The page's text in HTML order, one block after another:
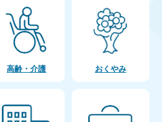
高齢・介護 おくやみ